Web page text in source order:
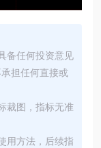
备任何投资意见
担任何直接或
裁图，指标无准
用方法，后续指